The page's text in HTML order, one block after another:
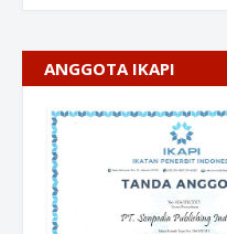
ANGGOTA IKAPI